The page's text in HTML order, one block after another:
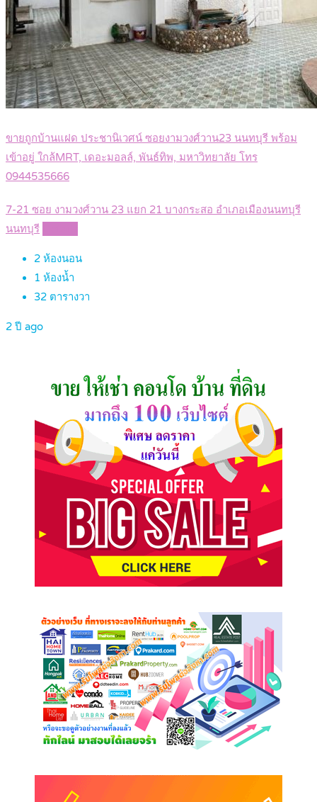
ขายถูกบ้านแฝด ประชานิเวศน์ ซอยงามวงศ์วาน23 นนทบุรี พร้อม
เข้าอยู่ ใกล้MRT, เดอะมอลล์, พันธ์ทิพ, มหาวิทยาลัย โทร
0944535666
7-21 ซอย งามวงศ์วาน 23 แยก 21 บางกระสอ อำเภอเมืองนนทบุรี
นนทบุรี
2 ห้องนอน
1 ห้องน้ำ
32 ตารางวา
2 ปี ago